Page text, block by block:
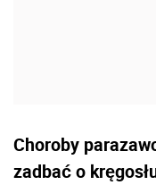
Choroby
zadbać o